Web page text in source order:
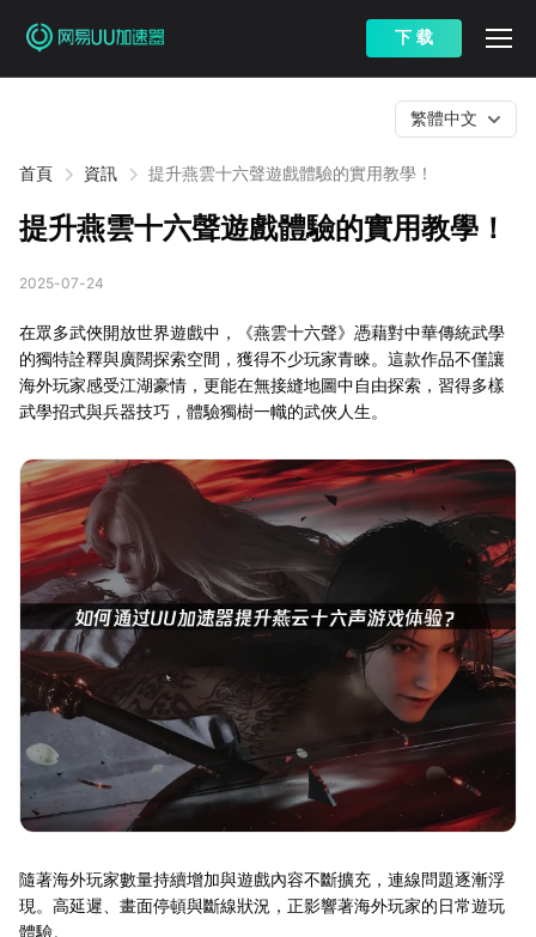
下 载
首頁 資訊 提升燕雲十六聲遊戲體驗的實用教學！
繁體中文
提升燕雲十六聲遊戲體驗的實用教學！
2025-07-24
在眾多武俠開放世界遊戲中，《燕雲十六聲》憑藉對中華傳統武學
的獨特詮釋與廣闊探索空間，獲得不少玩家青睞。這款作品不僅讓
海外玩家感受江湖豪情，更能在無接縫地圖中自由探索，習得多樣
武學招式與兵器技巧，體驗獨樹一幟的武俠人生。
隨著海外玩家數量持續增加與遊戲內容不斷擴充，連線問題逐漸浮
現。高延遲、畫面停頓與斷線狀況，正影響著海外玩家的日常遊玩
體驗。